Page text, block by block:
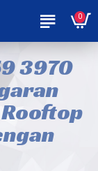
0
3970